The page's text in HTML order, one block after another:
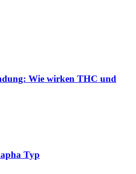
Wie wirken THC und
Typ